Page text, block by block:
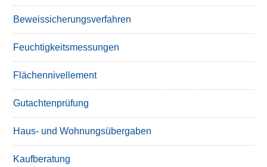
Beweissicherungsverfahren
Feuchtigkeitsmessungen
Flächennivellement
Gutachtenprüfung
Haus- und Wohnungsübergaben
Kaufberatung